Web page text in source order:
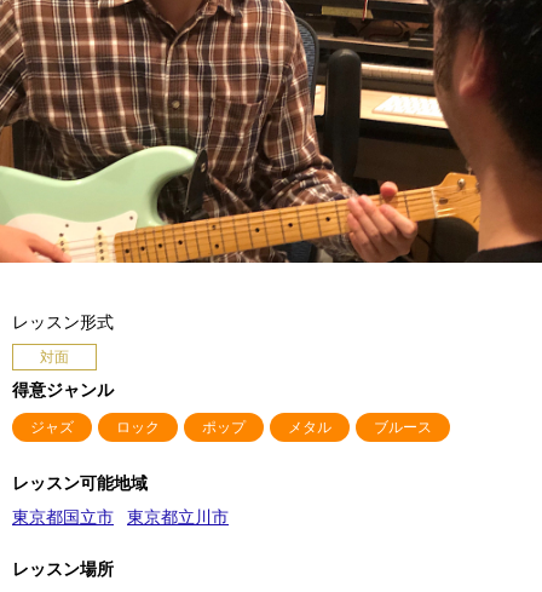
レッスン形式
対面
得意ジャンル
ジャズ ロック ポップ メタル ブルース
レッスン可能地域
東京都国立市
東京都立川市
レッスン場所